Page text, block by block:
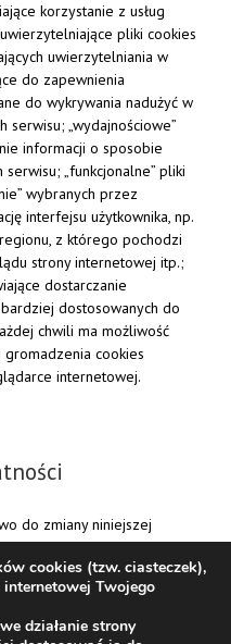
korzystanie z usług
pliki cookies
uwierzytelniania w
do zapewnienia
do wykrywania nadużyć w
serwisu; „wydajnościowe”
informacji o sposobie
„funkcjonalne” pliki
wybranych przez
interfejsu użytkownika, np.
z którego pochodzi
strony internetowej itp.;
dostarczanie
dostosowanych do
chwili ma możliwość
cookies
internetowej.
do zmiany niniejszej
wersji Polityki w Serwisie.
cookies (tzw. ciasteczek),
Twojego
działanie strony